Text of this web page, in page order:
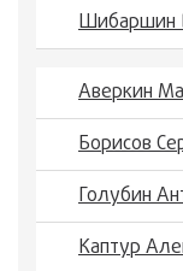
Шибаршин
Аверкин
Борисов
Голубин
Каптур